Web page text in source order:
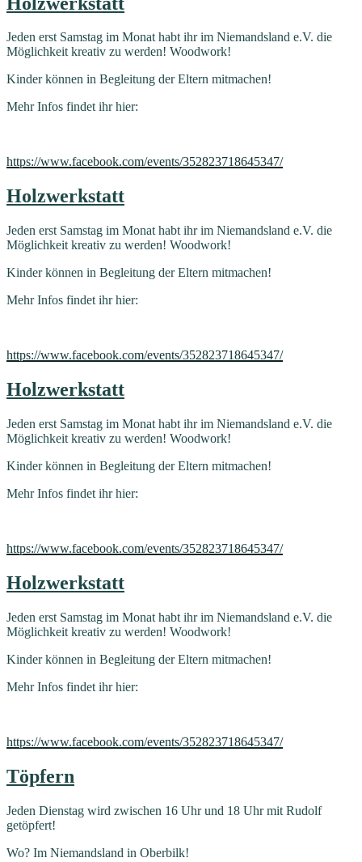
Jeden erst Samstag im Monat habt ihr im Niemandsland e.V. die
Möglichkeit kreativ zu werden! Woodwork!
Kinder können in Begleitung der Eltern mitmachen!
Mehr Infos findet ihr hier:
https://www.facebook.com/events/352823718645347/
Holzwerkstatt
Jeden erst Samstag im Monat habt ihr im Niemandsland e.V. die
Möglichkeit kreativ zu werden! Woodwork!
Kinder können in Begleitung der Eltern mitmachen!
Mehr Infos findet ihr hier:
https://www.facebook.com/events/352823718645347/
Holzwerkstatt
Jeden erst Samstag im Monat habt ihr im Niemandsland e.V. die
Möglichkeit kreativ zu werden! Woodwork!
Kinder können in Begleitung der Eltern mitmachen!
Mehr Infos findet ihr hier:
https://www.facebook.com/events/352823718645347/
Holzwerkstatt
Jeden erst Samstag im Monat habt ihr im Niemandsland e.V. die
Möglichkeit kreativ zu werden! Woodwork!
Kinder können in Begleitung der Eltern mitmachen!
Mehr Infos findet ihr hier:
https://www.facebook.com/events/352823718645347/
Töpfern
Jeden Dienstag wird zwischen 16 Uhr und 18 Uhr mit Rudolf
getöpfert!
Wo? Im Niemandsland in Oberbilk!